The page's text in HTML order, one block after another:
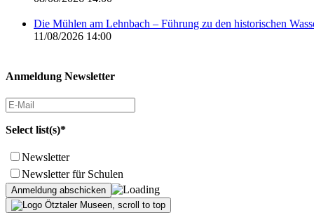
Die Mühlen am Lehnbach – Führung zu den historischen
11/08/2026 14:00
Anmeldung Newsletter
Select list(s)*
Newsletter
Newsletter für Schulen